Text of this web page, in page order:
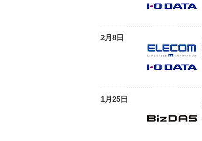
2月8日
1月25日